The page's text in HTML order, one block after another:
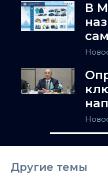
В
Другие темы